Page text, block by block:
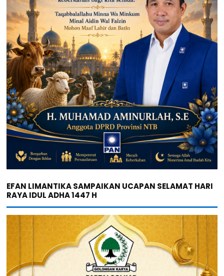
EFAN LIMANTIKA SAMPAIKAN UCAPAN SELAMAT HARI
RAYA IDUL ADHA 1447 H